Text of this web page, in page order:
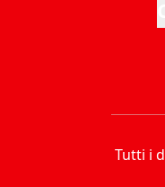
Tutti i